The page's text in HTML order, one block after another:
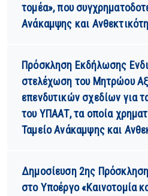
τομέα», που
Ανάκαμψης και
Πρόσκληση Εκδήλωσης
στελέχωση του Μητρώου
επενδυτικών σχεδίων για
του ΥΠΑΑΤ, τα οποία
Ταμείο Ανάκαμψης και
Δημοσίευση 2ης
στο Υποέργο «Καινοτομία